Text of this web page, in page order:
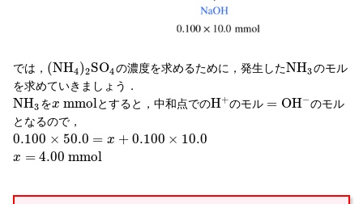
では， (NH4)2SO4の濃度を求めるために，発生したNH3のモル
を求めていきましょう．
NH3 をx mmolとすると，中和点でのH+のモル = OH−のモル
となるので，
0.100 × 50.0 = x + 0.100 × 10.0
x = 4.00 mmol